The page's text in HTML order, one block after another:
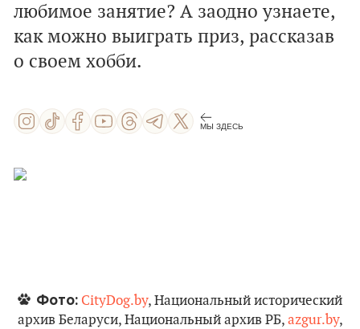
любимое занятие? А заодно узнаете,
как можно выиграть приз, рассказав
о своем хобби.
МЫ ЗДЕСЬ
Фото: CityDog.by, Национальный исторический
архив Беларуси, Национальный архив РБ, azgur.by,